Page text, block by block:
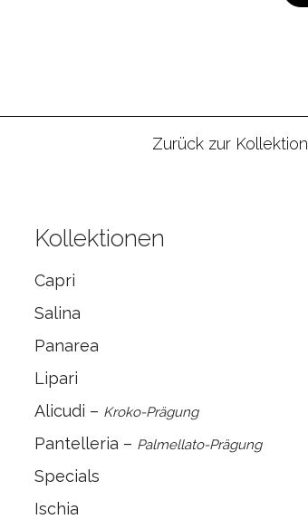
Zurück zur Kollektion
Kollektionen
Capri
Salina
Panarea
Lipari
Alicudi – Kroko-Prägung
Pantelleria – Palmellato-Prägung
Specials
Ischia